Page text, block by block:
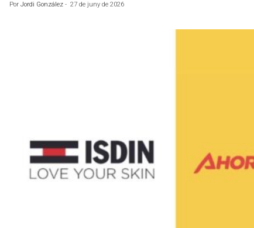
Por Jordi González - 27 de juny de 2026